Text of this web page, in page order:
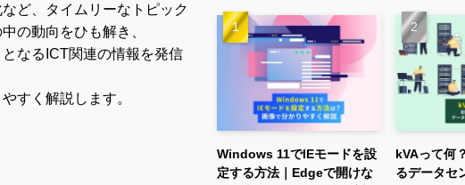
ど、タイムリーなトピック
の動向をひも解き、
なるICT関連の情報を発信
すく解説します。
Windows 11でIEモードを設
定する方法｜Edgeで開けな
kVAって何
るデータセ